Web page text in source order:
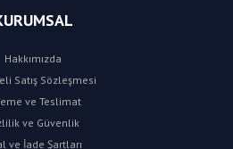
Hakkımızda
Satış Sözleşmesi
ve Teslimat
ve Güvenlik
ve İade Şartları